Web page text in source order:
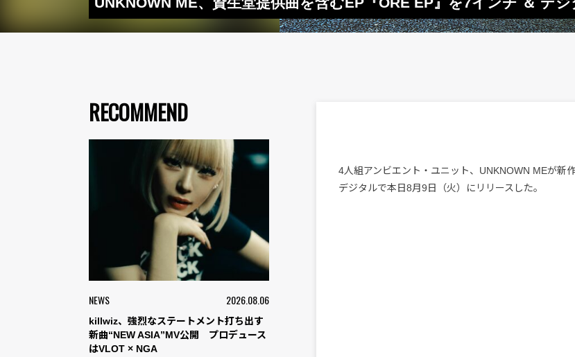
RECOMMEND
NEWS 2026.08.06
killwiz、強烈なステートメント打ち出す
新曲“NEW ASIA”MV公開 プロデュース
はVLOT × NGA
4人組アンビエント・ユニット、UNKNOWN MEが新
デジタルで本日8月9日（火）にリリースした。